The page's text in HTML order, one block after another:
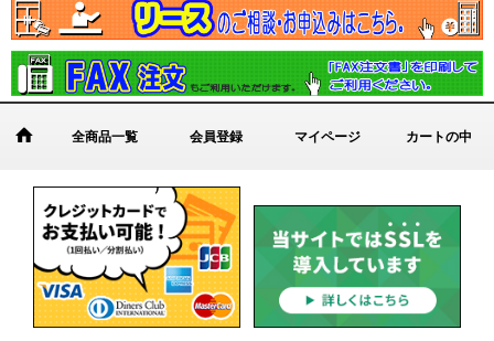
全商品一覧 会員登録 マイページ カートの中